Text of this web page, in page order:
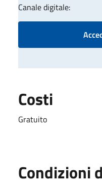
Canale digitale:
Costi
Gratuito
Condizioni